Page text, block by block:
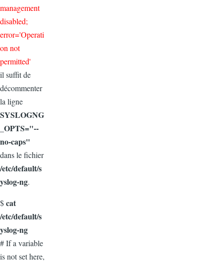
management
disabled;
error='Operati
on not
permitted'
il suffit de
décommenter
la ligne
SYSLOGNG
_OPTS="--
no-caps"
dans le fichier
/etc/default/s
yslog-ng.
$cat
/etc/default/s
yslog-ng
# If a variable
is not set here,